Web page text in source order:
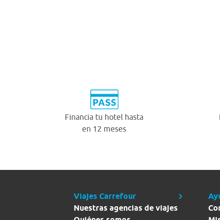
Financia tu hotel hasta
en 12 meses
Viajes Carrefour
Nuestras agencias de viajes